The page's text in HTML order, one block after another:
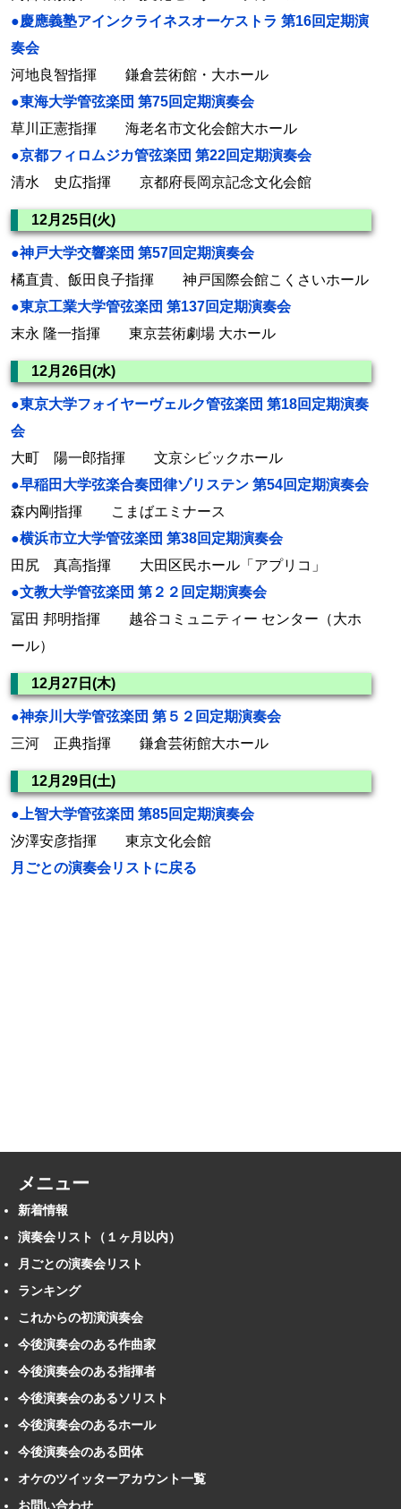
●慶應義塾アインクライネスオーケストラ 第16回定期演
奏会
河地良智指揮 鎌倉芸術館・大ホール
●東海大学管弦楽団 第75回定期演奏会
草川正憲指揮 海老名市文化会館大ホール
●京都フィロムジカ管弦楽団 第22回定期演奏会
清水 史広指揮 京都府長岡京記念文化会館
12月25日(火)
●神戸大学交響楽団 第57回定期演奏会
橘直貴、飯田良子指揮 神戸国際会館こくさいホール
●東京工業大学管弦楽団 第137回定期演奏会
末永 隆一指揮 東京芸術劇場 大ホール
12月26日(水)
●東京大学フォイヤーヴェルク管弦楽団 第18回定期演奏
会
大町 陽一郎指揮 文京シビックホール
●早稲田大学弦楽合奏団律ゾリステン 第54回定期演奏会
森内剛指揮 こまばエミナース
●横浜市立大学管弦楽団 第38回定期演奏会
田尻 真高指揮 大田区民ホール「アプリコ」
●文教大学管弦楽団 第２２回定期演奏会
冨田 邦明指揮 越谷コミュニティー センター（大ホ
ール）
12月27日(木)
●神奈川大学管弦楽団 第５２回定期演奏会
三河 正典指揮 鎌倉芸術館大ホール
12月29日(土)
●上智大学管弦楽団 第85回定期演奏会
汐澤安彦指揮 東京文化会館
月ごとの演奏会リストに戻る
メニュー
新着情報
演奏会リスト（１ヶ月以内）
月ごとの演奏会リスト
ランキング
これからの初演演奏会
今後演奏会のある作曲家
今後演奏会のある指揮者
今後演奏会のあるソリスト
今後演奏会のあるホール
今後演奏会のある団体
オケのツイッターアカウント一覧
お問い合わせ